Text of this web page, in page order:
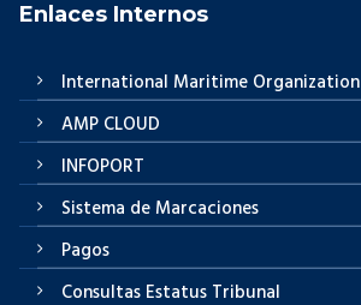
Enlaces Internos
International Maritime Organization
AMP CLOUD
INFOPORT
Sistema de Marcaciones
Pagos
Consultas Estatus Tribunal